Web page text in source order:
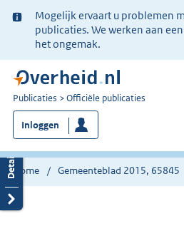
Ter
informatie:
Mogelijk ervaart u problemen
publicaties. We werken aan
het ongemak.
U
bent
nu
hier:
Publicaties Officiële publicaties
Inloggen
Home Gemeenteblad 2015, 65845